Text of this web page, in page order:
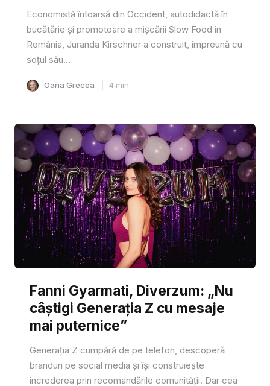
Economistă întoarsă din Occident, autodidactă în
bucătărie și promotoare a mișcării Slow Food în
România, Juranda Kirschner a construit, împreună cu
soțul său...
Oana Grecea 4 min
Fanni Gyarmati, Diverzum: „Nu
câștigi Generația Z cu mesaje
mai puternice”
Generația Z cumpără de pe telefon, descoperă
branduri pe social media și își construiește
încrederea prin recomandările comunității. Dar cea